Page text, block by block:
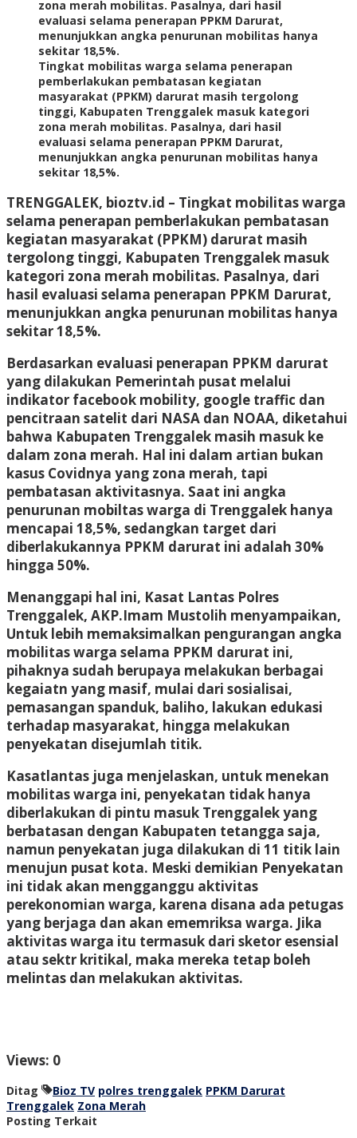
Tingkat mobilitas warga selama penerapan
pemberlakukan pembatasan kegiatan
masyarakat (PPKM) darurat masih tergolong
tinggi, Kabupaten Trenggalek masuk kategori
zona merah mobilitas. Pasalnya, dari hasil
evaluasi selama penerapan PPKM Darurat,
menunjukkan angka penurunan mobilitas hanya
sekitar 18,5%.
TRENGGALEK, bioztv.id – Tingkat mobilitas warga
selama penerapan pemberlakukan pembatasan
kegiatan masyarakat (PPKM) darurat masih
tergolong tinggi, Kabupaten Trenggalek masuk
kategori zona merah mobilitas. Pasalnya, dari
hasil evaluasi selama penerapan PPKM Darurat,
menunjukkan angka penurunan mobilitas hanya
sekitar 18,5%.
Berdasarkan evaluasi penerapan PPKM darurat
yang dilakukan Pemerintah pusat melalui
indikator facebook mobility, google traffic dan
pencitraan satelit dari NASA dan NOAA, diketahui
bahwa Kabupaten Trenggalek masih masuk ke
dalam zona merah. Hal ini dalam artian bukan
kasus Covidnya yang zona merah, tapi
pembatasan aktivitasnya. Saat ini angka
penurunan mobiltas warga di Trenggalek hanya
mencapai 18,5%, sedangkan target dari
diberlakukannya PPKM darurat ini adalah 30%
hingga 50%.
Menanggapi hal ini, Kasat Lantas Polres
Trenggalek, AKP.Imam Mustolih menyampaikan,
Untuk lebih memaksimalkan pengurangan angka
mobilitas warga selama PPKM darurat ini,
pihaknya sudah berupaya melakukan berbagai
kegaiatn yang masif, mulai dari sosialisai,
pemasangan spanduk, baliho, lakukan edukasi
terhadap masyarakat, hingga melakukan
penyekatan disejumlah titik.
Kasatlantas juga menjelaskan, untuk menekan
mobilitas warga ini, penyekatan tidak hanya
diberlakukan di pintu masuk Trenggalek yang
berbatasan dengan Kabupaten tetangga saja,
namun penyekatan juga dilakukan di 11 titik lain
menujun pusat kota. Meski demikian Penyekatan
ini tidak akan mengganggu aktivitas
perekonomian warga, karena disana ada petugas
yang berjaga dan akan ememriksa warga. Jika
aktivitas warga itu termasuk dari sketor esensial
atau sektr kritikal, maka mereka tetap boleh
melintas dan melakukan aktivitas.
Views: 0
Ditag Bioz TV polres trenggalek PPKM Darurat
Trenggalek Zona Merah
Posting Terkait